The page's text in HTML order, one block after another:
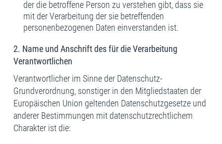
der die betroffene Person zu verstehen gibt, dass sie
mit der Verarbeitung der sie betreffenden
personenbezogenen Daten einverstanden ist.
2. Name und Anschrift des für die Verarbeitung
Verantwortlichen
Verantwortlicher im Sinne der Datenschutz-
Grundverordnung, sonstiger in den Mitgliedstaaten der
Europäischen Union geltenden Datenschutzgesetze und
anderer Bestimmungen mit datenschutzrechtlichem
Charakter ist die: